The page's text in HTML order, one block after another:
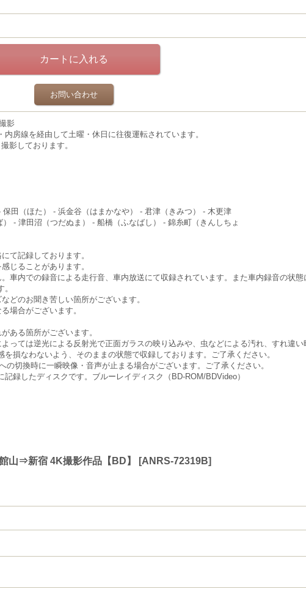
お問い合わせ
影
房線を経由して土曜・休日に往復運転されています。
影しております。
田（ほた） - 浜金谷（はまかなや） - 君津（きみつ） - 木更津
- 津田沼（つだぬま） - 船橋（ふなばし） - 錦糸町（きんしちょ
て記録しております。
じることがあります。
車内での録音による走行音、車内放送にて収録されています。また車内録音の状態
どのお聞き苦しい箇所がございます。
場合がございます。
ある箇所がございます。
っては逆光による反射光で正面ガラスの映り込みや、虫などによる汚れ、すれ違い
損なわないよう、そのままの状態で収録しております。ご了承ください。
切換時に一瞬映像・音声が止まる場合がございます。ご了承ください。
録したディスクです。ブルーレイディスク（BD-ROM/BDVideo）
山⇒新宿 4K撮影作品【BD】 [ANRS-72319B]